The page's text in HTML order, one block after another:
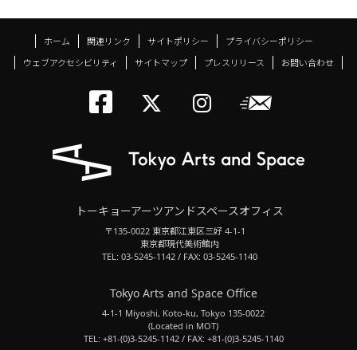
ホーム 関連リンク サイトポリシー
プライバシーポリシー
ウェブアクセシビリティ
サイトマップ プレスリリース お問い合わせ
トーキョーアーツ
メールニ
トーキョーアーツアンドスペースオフィス
〒135-0022 東京都江東区三好 4-1-1
東京都現代美術館内
TEL: 03-5245-1142 / FAX: 03-5245-1140
Tokyo Arts and Space Office
4-1-1 Miyoshi, Koto-ku, Tokyo 135-0022
(Located in MOT)
TEL: +81-(0)3-5245-1142 / FAX: +81-(0)3-5245-1140